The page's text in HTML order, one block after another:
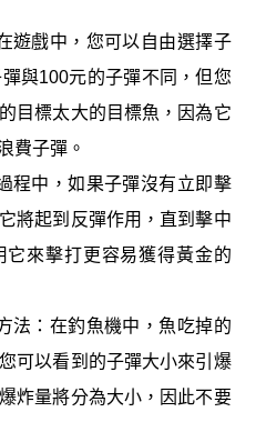
遊戲中，您可以自由選擇子
與100元的子彈不同，但您
目標太大的目標魚，因為它
費子彈。
程中，如果子彈沒有立即擊
將起到反彈作用，直到擊中
來擊打更容易獲得黃金的
法：在釣魚機中，魚吃掉的
可以看到的子彈大小來引爆
炸量將分為大小，因此不要